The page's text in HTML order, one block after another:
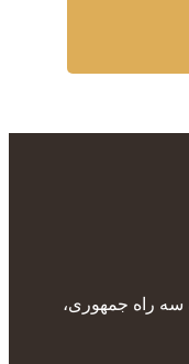
سه راه جمهوری،